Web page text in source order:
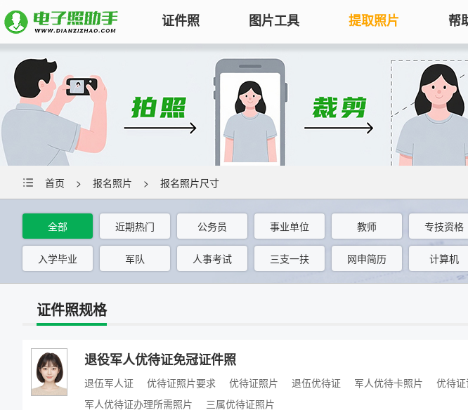
证件照
证件照电子版制作
标准证件照
一寸照片
社保照片
报名照片
|自考报名 事业单位| 会计
普通话|三支一扶|教师资格|医师
批量处理证件照
高效批量改图，会员低至0.25元
社保卡|居住证|身份证|驾驶证
网约车证 |货运资格|会计| 保安员
大学生毕业照采集
图像采集办理 | 相似度提升
照片审核代传服务
上传照片包过审 | 全程报名
广东省居民身份证照
图片工具
图片压缩
对图片大小和尺寸进行压缩，以便
符合KB要求
图片合并
多张图片合并成一张并压缩，支持
多种模式
图片加水印
轻松为图片添加文字水印或图片
Logo
图片去水印
涂抹轻松去掉照片上的水印、杂
物、瑕疵和斑点
手机拍照扫描仪
手机秒变随身扫描仪，拍照
化一键搞定
图片改分辨率（DPI/
修改照片文件像素分辨率大
图片像素尺寸换算
换算图片尺寸常见单位，如
像素、分辨率
图片彩色转黑白灰
提取照片 帮
首页 > 报名照片 > 报名照片尺寸
全部 近期热门 公务员 事业单位 教师 专技资格
入学毕业 军队 人事考试 三支一扶 网申简历 计算机
证件照规格
退役军人优待证免冠证件照
退伍军人证 优待证照片要求 优待证照片 退伍优待证 军人优待卡照片
优待
军人优待证办理所需照片
三属优待证照片